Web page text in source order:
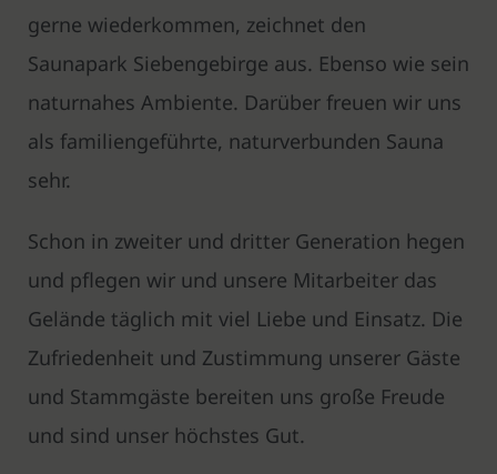
gerne wiederkommen, zeichnet den
Saunapark Siebengebirge aus. Ebenso wie sein
naturnahes Ambiente. Darüber freuen wir uns
als familiengeführte, naturverbunden Sauna
sehr.
Schon in zweiter und dritter Generation hegen
und pflegen wir und unsere Mitarbeiter das
Gelände täglich mit viel Liebe und Einsatz. Die
Zufriedenheit und Zustimmung unserer Gäste
und Stammgäste bereiten uns große Freude
und sind unser höchstes Gut.